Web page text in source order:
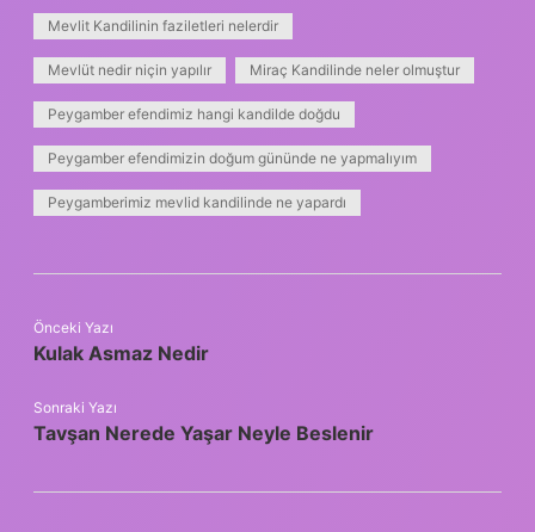
Mevlit Kandilinin faziletleri nelerdir
Mevlüt nedir niçin yapılır Miraç Kandilinde neler olmuştur
Peygamber efendimiz hangi kandilde doğdu
Peygamber efendimizin doğum gününde ne yapmalıyım
Peygamberimiz mevlid kandilinde ne yapardı
Önceki Yazı
Kulak Asmaz Nedir
Sonraki Yazı
Tavşan Nerede Yaşar Neyle Beslenir